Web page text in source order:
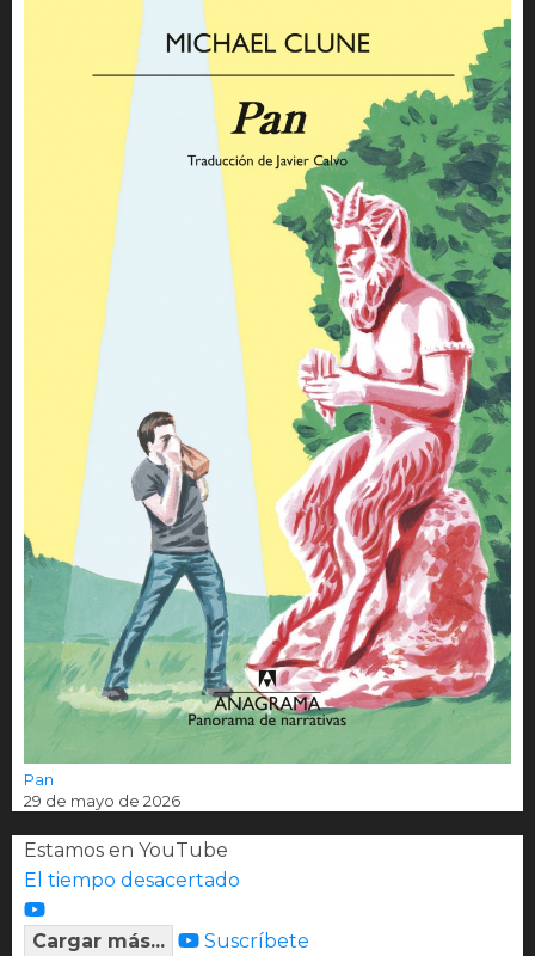
Pan
29 de mayo de 2026
Estamos en YouTube
El tiempo desacertado
Cargar más... Suscríbete